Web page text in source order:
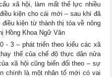
xã hội, làm mất thế lực nhiều
kiện cho cái mới – sau khi đã
kiện từ thành thị tỏa về nông
Hồng Khoa Ngữ Văn
- 3 – phát triển theo kiểu các xã
thế của chế độ thực dân nửa
xã hội cũng biến đổi theo – sự
chính là một nhân tố mới có vai